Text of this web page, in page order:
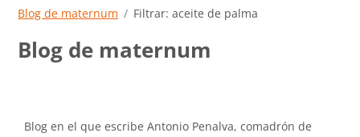
Blog de maternum Filtrar: aceite de palma
Blog de maternum
Blog en el que escribe Antonio Penalva, comadrón de